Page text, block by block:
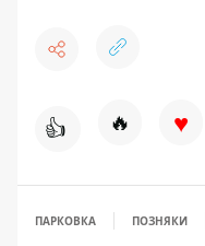
👍 🔥 ♥
ПАРКОВКА ПОЗНЯКИ